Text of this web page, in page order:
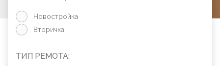
Новостройка
Вторичка
ТИП РЕМОТА: